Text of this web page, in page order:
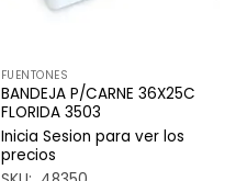
FUENTONES
BANDEJA P/CARNE 36X25C
FLORIDA 3503
Inicia Sesion para ver los
precios